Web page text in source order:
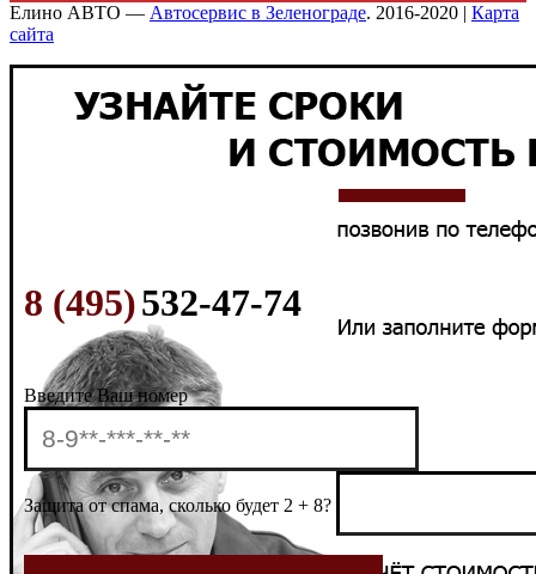
Елино АВТО — Автосервис в Зеленограде. 2016-2020 | Карта
сайта
8 (495)532-47-74
Введите Ваш номер
Защита от спама, сколько будет 2 + 8?